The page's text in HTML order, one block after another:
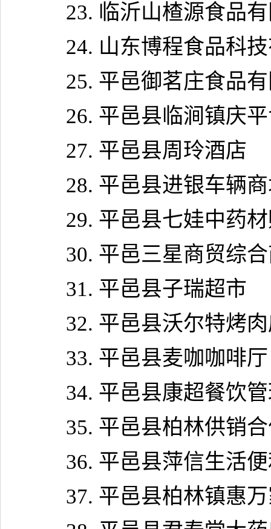
23. 临沂山楂源食品
24. 山东博程食品科
25. 平邑御茗庄食品
26. 平邑县临涧镇庆
27. 平邑县周玲酒店
28. 平邑县进银车辆
29. 平邑县七娃中药
30. 平邑三星商贸综
31. 平邑县子瑞超市
32. 平邑县沃尔特烤
33. 平邑县麦咖咖啡厅
34. 平邑县康超餐饮
35. 平邑县柏林供销
36. 平邑县萍信生活
37. 平邑县柏林镇惠